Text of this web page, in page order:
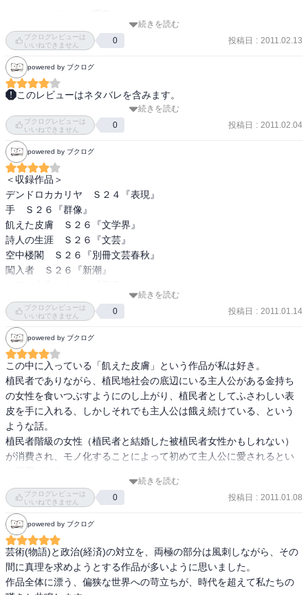
■イソップの裁判
デンドロカカリヤでは、主人公が植物になってしまう。
続きを読む
ブクログレビューは
いいねできません
0 投稿日 : 2011.02.13
powered by ブクログ
このレビューはネタバレを含みます。
『手』
『飢えた皮膚』
『詩人の生涯』
『空中楼閣』
『闖入者』
『プルートーのわな』
『水中都市』
『鉄砲屋』
『イソップの裁判』
続きを読む
ブクログレビューは
いいねできません
0 投稿日 : 2011.02.04
powered by ブクログ
＜収録作品＞
デンドロカカリヤ　Ｓ２４『表現』
手　Ｓ２６『群像』
飢えた皮膚　Ｓ２６『文学界』
詩人の生涯　Ｓ２６『文芸』
空中楼閣　Ｓ２６『別冊文芸春秋』
闖入者　Ｓ２６『新潮』
プルートーのわな　Ｓ２７『現在』
水中都市　Ｓ２７『文学界』
鉄砲屋　Ｓ２７『群像』
イソップの裁判　Ｓ２７『文芸』
全編を通して、変身という共通項がある。正直カタストロフィは薄
い印象がある。デンドロカカリヤはその意味がわかれば何を言わん
としているかがわかるだろうが、今は不明。登場人物は何かしらの
歪な情熱に突き動かされて、足下をすくわれるパターンが多いが、
勧善懲悪ではないために皮肉が光る。独立した作品として楽しむこ
とはできる。しかし、やはり執筆された時代のエッセンスが随所に
解説はドナルド･キーン。一理あると思えるところが切ない。
続きを読む
ブクログレビューは
いいねできません
0 投稿日 : 2011.01.14
powered by ブクログ
この中に入っている「飢えた皮膚」という作品が私は好き。
植民者でありながら、植民地社会の底辺にいる主人公がある金持ち
の女性を食いつぶすようにのし上がり、植民者としてふさわしい表
皮を手に入れる、しかしそれでも主人公は餓え続けている、という
ような話。
植民者階級の女性（植民者と結婚した被植民者女性かもしれない）
が消費され、モノ化することによって初めて主人公に愛されるとい
あとは、「手」というシンプルな寓話作品も私の好みだ。伝書鳩が
主人公。
続きを読む
ブクログレビューは
いいねできません
0 投稿日 : 2011.01.08
powered by ブクログ
芸術(物語)と政治(経済)の対立を、両極の部分は風刺しながら、その
間に真理を求めようとする作品が多いように思いました。
作品全体に漂う、偏狭な世界への苛立ちが、時代を超えて私たちの